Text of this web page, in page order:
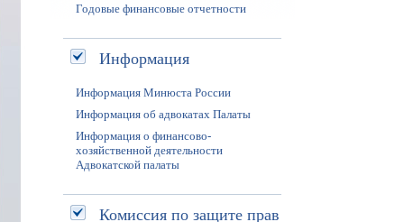
Годовые финансовые отчетности
Информация
Информация Минюста России
Информация об адвокатах Палаты
Информация о финансово-
хозяйственной деятельности
Адвокатской палаты
Комиссия по защите прав